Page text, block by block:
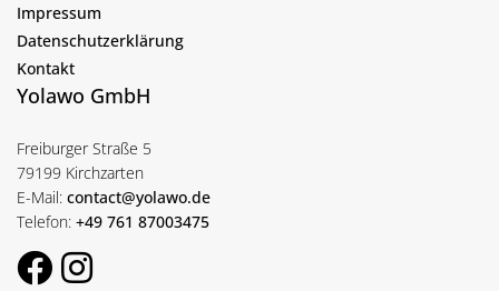
Impressum
Datenschutzerklärung
Kontakt
Yolawo GmbH
Freiburger Straße 5
79199 Kirchzarten
E-Mail: contact@yolawo.de
Telefon: +49 761 87003475